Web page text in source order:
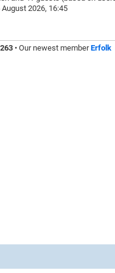
2026, 16:45
• Our newest memberErfolk